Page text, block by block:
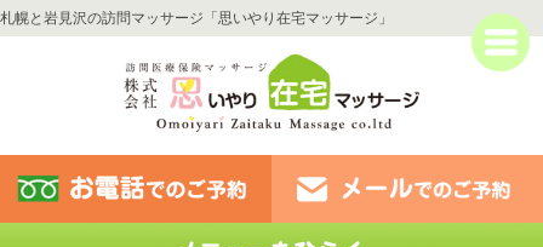
札幌と岩見沢の訪問マッサージ「思いやり在宅マッサージ」